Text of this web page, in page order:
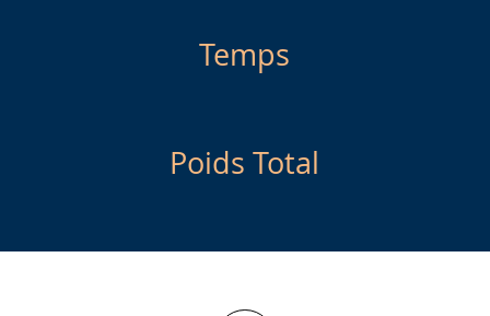
Temps
Poids Total